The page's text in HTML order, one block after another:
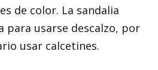
de color. La sandalia
para usarse descalzo, por
usar calcetines.